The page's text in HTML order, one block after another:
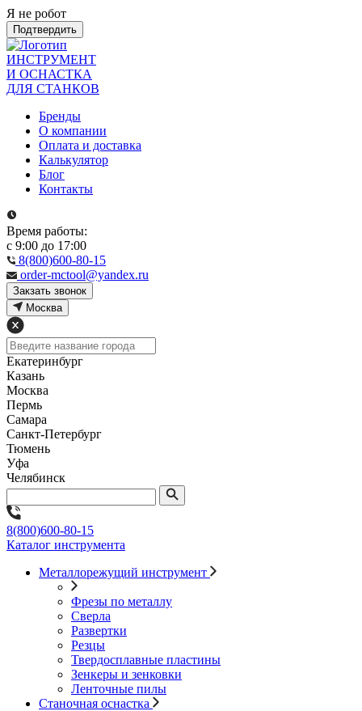
Я не робот
Подтвердить
ИНСТРУМЕНТ
И ОСНАСТКА
ДЛЯ СТАНКОВ
Бренды
О компании
Оплата и доставка
Калькулятор
Блог
Контакты
Время работы:
с 9:00 до 17:00
8(800)600-80-15
order-mctool@yandex.ru
Закзать звонок
Москва
Екатеринбург
Казань
Москва
Пермь
Самара
Санкт-Петербург
Тюмень
Уфа
Челябинск
8(800)600-80-15
Каталог инструмента
Металлорежущий инструмент
Фрезы по металлу
Сверла
Развертки
Резцы
Твердосплавные пластины
Зенкеры и зенковки
Ленточные пилы
Станочная оснастка